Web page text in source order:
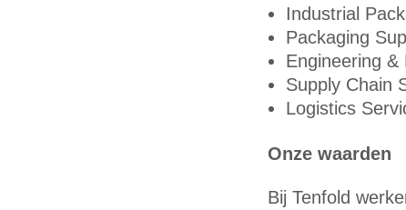
Industrial
Packaging
Engineering &
Supply Chain
Logistics
Onze waarden
Bij Tenfold